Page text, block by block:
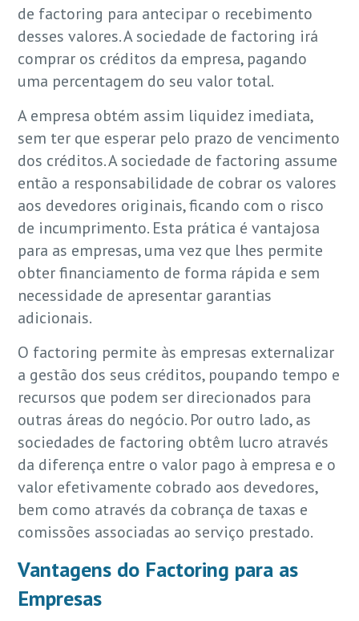
de factoring para antecipar o recebimento
desses valores. A sociedade de factoring irá
comprar os créditos da empresa, pagando
uma percentagem do seu valor total.
A empresa obtém assim liquidez imediata,
sem ter que esperar pelo prazo de vencimento
dos créditos. A sociedade de factoring assume
então a responsabilidade de cobrar os valores
aos devedores originais, ficando com o risco
de incumprimento. Esta prática é vantajosa
para as empresas, uma vez que lhes permite
obter financiamento de forma rápida e sem
necessidade de apresentar garantias
adicionais.
O factoring permite às empresas externalizar
a gestão dos seus créditos, poupando tempo e
recursos que podem ser direcionados para
outras áreas do negócio. Por outro lado, as
sociedades de factoring obtêm lucro através
da diferença entre o valor pago à empresa e o
valor efetivamente cobrado aos devedores,
bem como através da cobrança de taxas e
comissões associadas ao serviço prestado.
Vantagens do Factoring para as
Empresas